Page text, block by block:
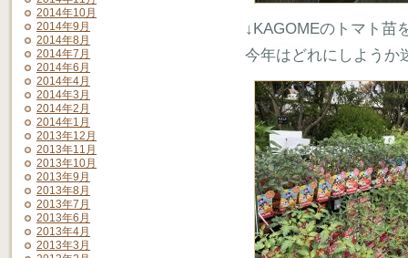
2014年10月
2014年9月
2014年8月
2014年7月
2014年6月
2014年4月
2014年3月
2014年2月
2014年1月
2013年12月
2013年11月
2013年10月
2013年9月
2013年8月
2013年7月
2013年6月
2013年4月
2013年3月
↓KAGOMEのトマト苗
今年はどれにしようか